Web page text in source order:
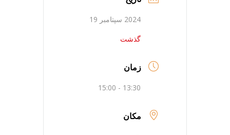
2024 سپتامبر 19
گذشت
زمان
13:30 - 15:00
مکان